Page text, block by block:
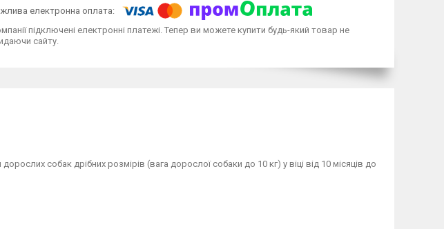
підключені електронні платежі. Тепер ви можете купити будь-який товар не
сайту.
собак дрібних розмірів (вага дорослої собаки до 10 кг) у віці від 10 місяців до